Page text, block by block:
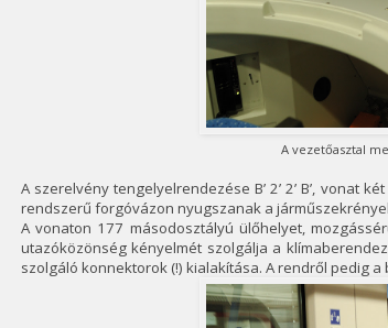
A vezetőasztal
A szerelvény tengelyelrendezése B’ 2’ 2’ B’, vonat
rendszerű forgóvázon nyugszanak a
A vonaton 177 másodosztályú ülőhelyet,
utazóközönség kényelmét szolgálja a
szolgáló konnektorok (!) kialakítása. A rendről pedig